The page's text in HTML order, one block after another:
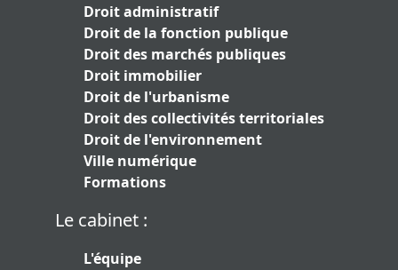
Droit administratif
Droit de la fonction publique
Droit des marchés publiques
Droit immobilier
Droit de l'urbanisme
Droit des collectivités territoriales
Droit de l'environnement
Ville numérique
Formations
Le cabinet :
L'équipe